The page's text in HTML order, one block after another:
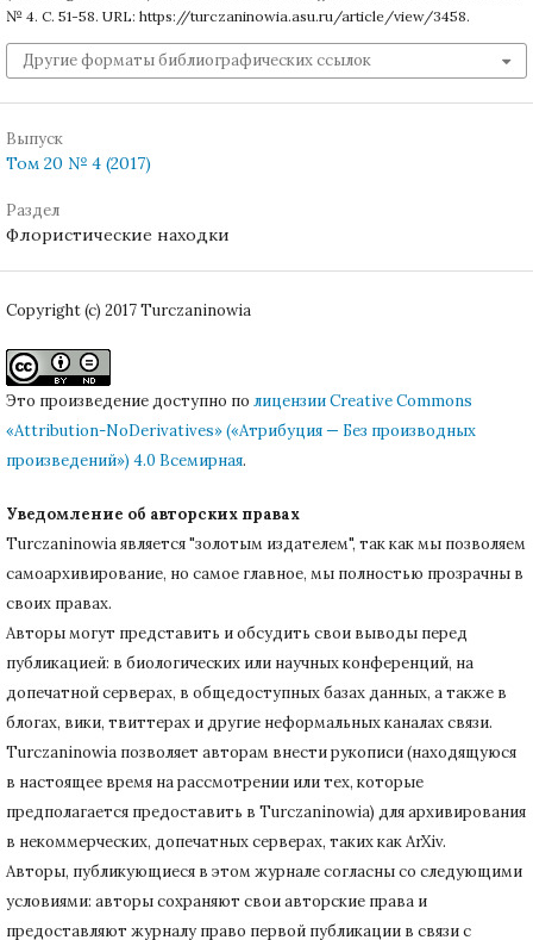
№ 4. С. 51-58. URL: https://turczaninowia.asu.ru/article/view/3458.
Другие форматы библиографических ссылок
Выпуск
Том 20 № 4 (2017)
Раздел
Флористические находки
Copyright (c) 2017 Turczaninowia
Это произведение доступно по лицензии Creative Commons
«Attribution-NoDerivatives» («Атрибуция — Без производных
произведений») 4.0 Всемирная.
Уведомление об авторских правах
Turczaninowiа является "золотым издателем", так как мы позволяем
самоархивирование, но самое главное, мы полностью прозрачны в
своих правах.
Авторы могут представить и обсудить свои выводы перед
публикацией: в биологических или научных конференций, на
допечатной серверах, в общедоступных базах данных, а также в
блогах, вики, твиттерах и другие неформальных каналах связи.
Turczaninowiа позволяет авторам внести рукописи (находящуюся
в настоящее время на рассмотрении или тех, которые
предполагается предоставить в Turczaninowia) для архивирования
в некоммерческих, допечатных серверах, таких как ArXiv.
Авторы, публикующиеся в этом журнале согласны со следующими
условиями: авторы сохраняют свои авторские права и
предоставляют журналу право первой публикации в связи с